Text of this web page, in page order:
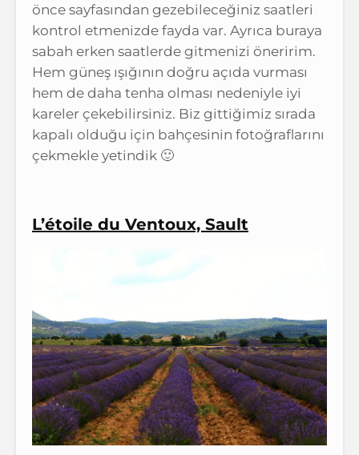
önce sayfasından gezebileceğiniz saatleri
kontrol etmenizde fayda var. Ayrıca buraya
sabah erken saatlerde gitmenizi öneririm.
Hem güneş ışığının doğru açıda vurması
hem de daha tenha olması nedeniyle iyi
kareler çekebilirsiniz. Biz gittiğimiz sırada
kapalı olduğu için bahçesinin fotoğraflarını
çekmekle yetindik 🙂
L’étoile du Ventoux, Sault